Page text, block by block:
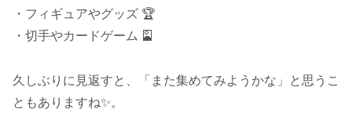
・フィギュアやグッズ 🏆
・切手やカードゲーム 🎴
久しぶりに見返すと、「また集めてみようかな」と思うこ
ともありますね✨。